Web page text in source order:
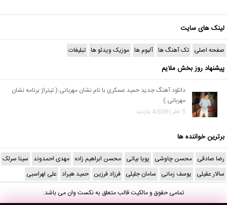
لینک های سایت
صفحه اصلی تک آهنگ ها آلبوم ها موزیک ویدئو ها تبلیغات
پیشنهاد روز بخش ملایم
دانلود آهنگ جدید حمید عسکری با نام نشان مهربانی ( تیتراژ برنامه نشان
مهربانی )
5 نظر | 4,658 بازدید
برترین خواننده ها
رضا صادقی محسن چاوشی پویا بیاتی محسن ابراهیم زاده مهدی احمدوند سینا سرلک
سالار عقیلی یوسف زمانی سامان جلیلی فرزاد فرزین حمید هیراد علی لهراسبی
تمامی حقوق و مالکیت قالب متعلق بهنکست وانمی باشد.